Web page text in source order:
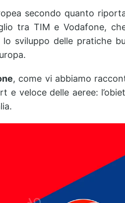
secondo quanto
tra TIM e Vodafone,
sviluppo delle pratiche
, come vi abbiamo
e veloce delle aeree: